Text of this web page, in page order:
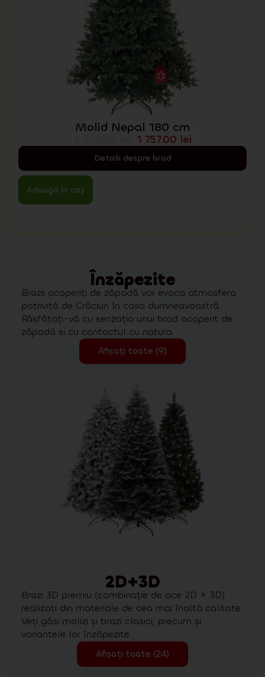
Molid Nepal 180 cm
1 757.00 lei
Detalii despre brad
Adaugă în coș
Înzăpezite
Brazii acoperiți de zăpadă vor evoca atmosfera
potrivită de Crăciun în casa dumneavoastră.
Răsfățați-vă cu senzația unui brad acoperit de
zăpadă și cu contactul cu natura.
Afișați toate (9)
2D+3D
Brazi 3D premiu (combinație de ace 2D + 3D)
realizați din materiale de cea mai înaltă calitate.
Veți găsi molizi și brazi clasici, precum și
variantele lor înzăpezite.
Afișați toate (24)